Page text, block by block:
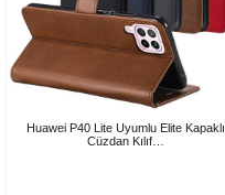
Huawei P40 Lite Uyumlu Elite Kapaklı
Cüzdan Kılıf…